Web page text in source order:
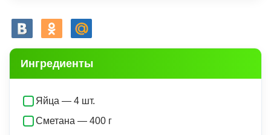
Ингредиенты
Яйца — 4 шт.
Сметана — 400 г